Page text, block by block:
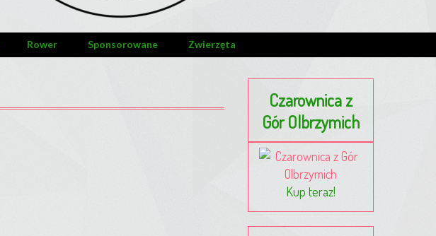
Rower Sponsorowane Zwierzęta
Czarownica z
Gór Olbrzymich
Kup teraz!